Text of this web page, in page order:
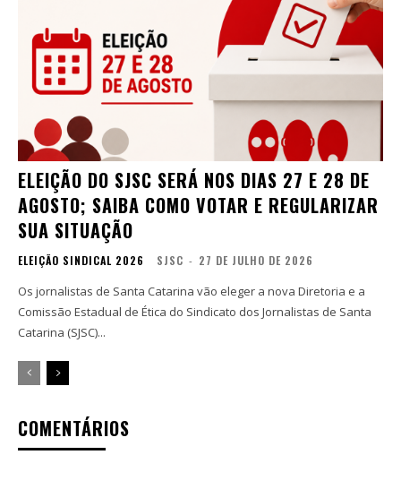
ELEIÇÃO DO SJSC SERÁ NOS DIAS 27 E 28 DE
AGOSTO; SAIBA COMO VOTAR E REGULARIZAR
SUA SITUAÇÃO
ELEIÇÃO SINDICAL 2026 SJSC - 27 DE JULHO DE 2026
Os jornalistas de Santa Catarina vão eleger a nova Diretoria e a
Comissão Estadual de Ética do Sindicato dos Jornalistas de Santa
Catarina (SJSC)...
COMENTÁRIOS